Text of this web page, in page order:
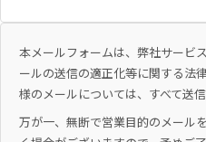
本メールフォームは、弊社サービ
ールの送信の適正化等に関する法
様のメールについては、すべて送信
万が一、無断で営業目的のメール